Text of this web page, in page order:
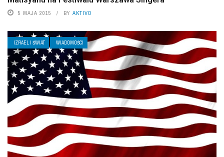
5 MAJA 2015 BY AKTIVO
IZRAEL I ŚWIAT WIADOMOŚCI